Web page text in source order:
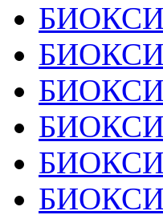
БИОКСИ
БИОКСИ
БИОКСИ
БИОКСИ
БИОКСИ
БИОКСИ